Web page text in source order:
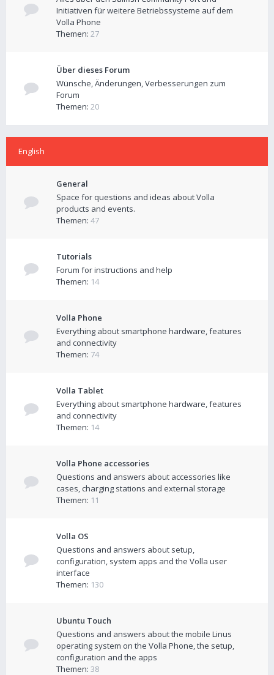
Initiativen für weitere Betriebssysteme auf dem
Volla Phone
Themen: 27
Über dieses Forum
Wünsche, Änderungen, Verbesserungen zum
Forum
Themen: 20
English
General
Space for questions and ideas about Volla
products and events.
Themen: 47
Tutorials
Forum for instructions and help
Themen: 14
Volla Phone
Everything about smartphone hardware, features
and connectivity
Themen: 74
Volla Tablet
Everything about smartphone hardware, features
and connectivity
Themen: 14
Volla Phone accessories
Questions and answers about accessories like
cases, charging stations and external storage
Themen: 11
Volla OS
Questions and answers about setup,
configuration, system apps and the Volla user
interface
Themen: 130
Ubuntu Touch
Questions and answers about the mobile Linus
operating system on the Volla Phone, the setup,
configuration and the apps
Themen: 38